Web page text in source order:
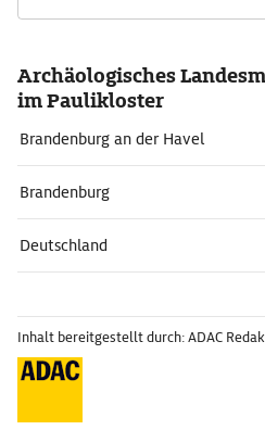
Archäologisches
im Paulikloster
Brandenburg an der Havel
Brandenburg
Deutschland
Inhalt bereitgestellt durch: ADAC